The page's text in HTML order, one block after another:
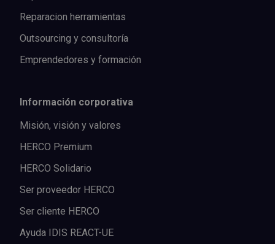
Reparacion herramientas
Outsourcing y consultoría
Emprendedores y formación
Información corporativa
Misión, visión y valores
HERCO Premium
HERCO Solidario
Ser proveedor HERCO
Ser cliente HERCO
Ayuda IDIS REACT-UE